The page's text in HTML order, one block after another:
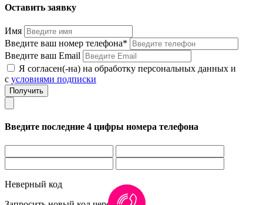
Оставить заявку
Имя
Введите ваш номер телефона*
Введите ваш Email
Я согласен(-на) на обработку персональных данных и
с условиями подписки
Введите последние 4 цифры номера телефона
Неверный код